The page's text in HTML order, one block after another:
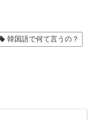
韓国語で何て言うの？